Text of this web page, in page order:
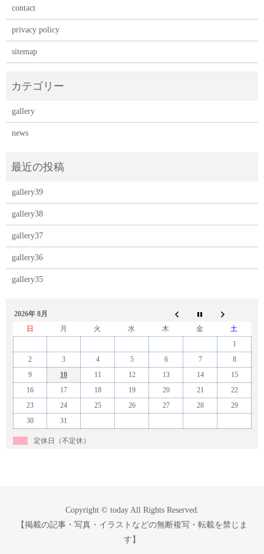
contact
privacy policy
sitemap
gallery
news
gallery39
gallery38
gallery37
gallery36
gallery35
2026年 8月
日
月 火 水 木 金
土
1
2
3 4 5 6 7
8
9
10 11 12 13 14
15
16
17 18 19 20 21
22
23
24 25 26 27 28
29
30
31
定休日（不定休）
Copyright © today All Rights Reserved.
【掲載の記事・写真・イラストなどの無断複写・転載を禁じま
す】